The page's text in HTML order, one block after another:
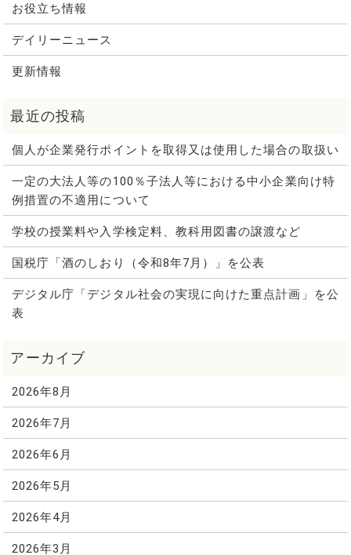
お役立ち情報
デイリーニュース
更新情報
個人が企業発行ポイントを取得又は使用した場合の取扱い
一定の大法人等の100％子法人等における中小企業向け特
例措置の不適用について
学校の授業料や入学検定料、教科用図書の譲渡など
国税庁「酒のしおり（令和8年7月）」を公表
デジタル庁「デジタル社会の実現に向けた重点計画」を公
表
2026年8月
2026年7月
2026年6月
2026年5月
2026年4月
2026年3月